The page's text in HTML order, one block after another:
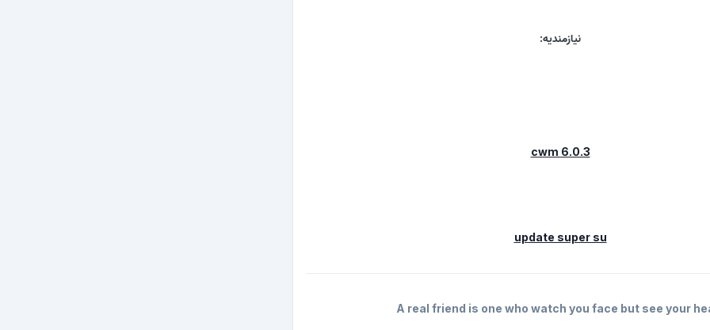
نیازمندیه:
cwm 6.0.3
update super su
A real friend is one who watch you face but see your